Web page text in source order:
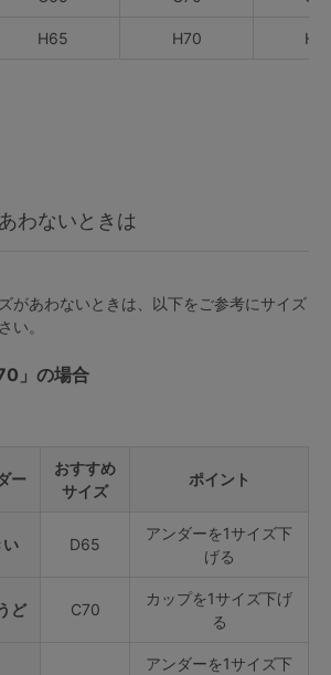
H65 H70
わないときは
があわないときは、以下をご参考にサイズ
い。
」の場合
ー
おすすめ
サイズ
ポイント
い D65
アンダーを1サイズ下
げる
ど C70
カップを1サイズ下げ
る
アンダーを1サイズ下